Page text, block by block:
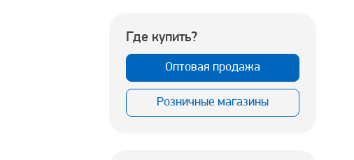
Где купить?
Оптовая продажа
Розничные магазины